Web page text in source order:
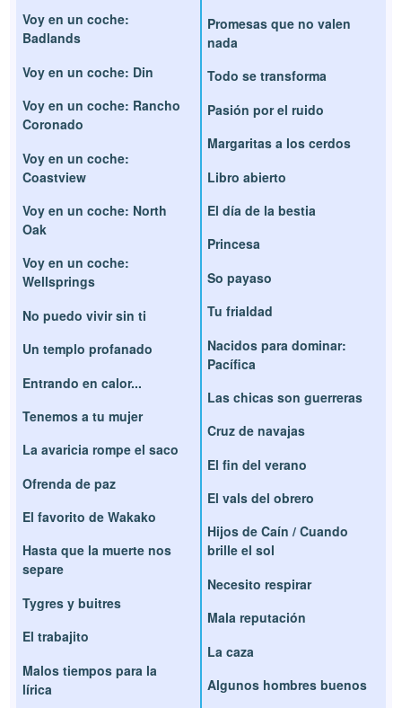
Voy en un coche:
Badlands
Voy en un coche: Din
Voy en un coche: Rancho
Coronado
Voy en un coche:
Coastview
Voy en un coche: North
Oak
Voy en un coche:
Wellsprings
No puedo vivir sin ti
Un templo profanado
Entrando en calor...
Tenemos a tu mujer
La avaricia rompe el saco
Ofrenda de paz
El favorito de Wakako
Hasta que la muerte nos
separe
Tygres y buitres
El trabajito
Malos tiempos para la
lírica
Promesas que no valen
nada
Todo se transforma
Pasión por el ruido
Margaritas a los cerdos
Libro abierto
El día de la bestia
Princesa
So payaso
Tu frialdad
Nacidos para dominar:
Pacífica
Las chicas son guerreras
Cruz de navajas
El fin del verano
El vals del obrero
Hijos de Caín / Cuando
brille el sol
Necesito respirar
Mala reputación
La caza
Algunos hombres buenos